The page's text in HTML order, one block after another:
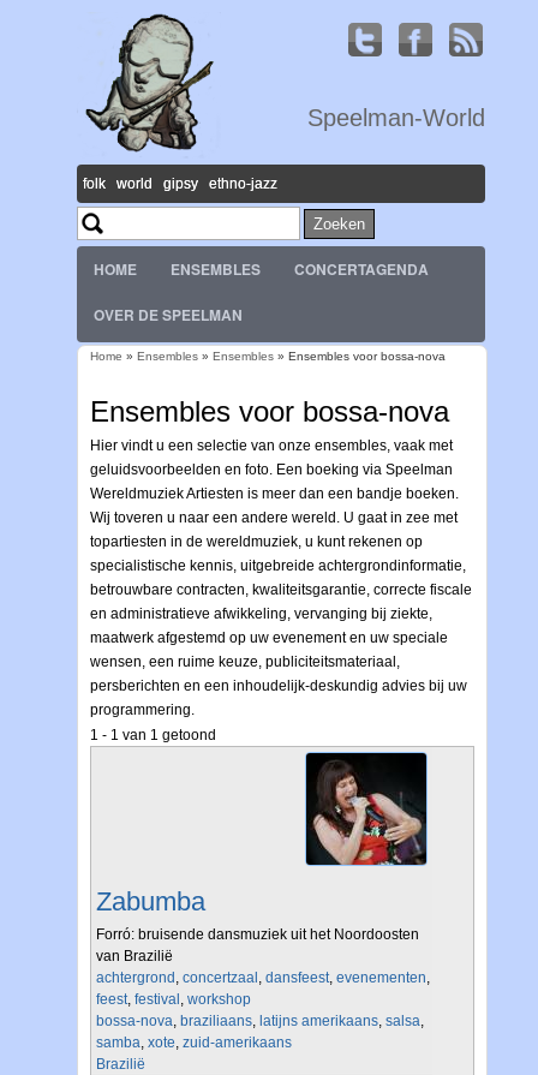
folk world gipsy ethno-jazz
Speelman-World
Zoekveld
Zoeken
HOME ENSEMBLES CONCERTAGENDA
OVER DE SPEELMAN
Home » Ensembles » Ensembles » Ensembles voor bossa-nova
Ensembles voor bossa-nova
Hier vindt u een selectie van onze ensembles, vaak met
geluidsvoorbeelden en foto. Een boeking via Speelman
Wereldmuziek Artiesten is meer dan een bandje boeken.
Wij toveren u naar een andere wereld. U gaat in zee met
topartiesten in de wereldmuziek, u kunt rekenen op
specialistische kennis, uitgebreide achtergrondinformatie,
betrouwbare contracten, kwaliteitsgarantie, correcte fiscale
en administratieve afwikkeling, vervanging bij ziekte,
maatwerk afgestemd op uw evenement en uw speciale
wensen, een ruime keuze, publiciteitsmateriaal,
persberichten en een inhoudelijk-deskundig advies bij uw
programmering.
1 - 1 van 1 getoond
Zabumba
Forró: bruisende dansmuziek uit het Noordoosten
van Brazilië
achtergrond , concertzaal , dansfeest, evenementen,
feest, festival , workshop
bossa-nova, braziliaans, latijns amerikaans, salsa,
samba, xote, zuid-amerikaans
Brazilië